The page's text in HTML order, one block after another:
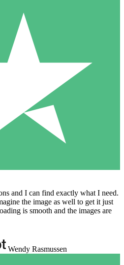
and I can find exactly what I need.
the image as well to get it just
is smooth and the images are
Wendy Rasmussen